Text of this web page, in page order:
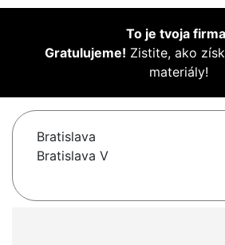
To je tvoja firma
Gratulujeme! Zistite, ako
materiály!
Bratislava
Bratislava V